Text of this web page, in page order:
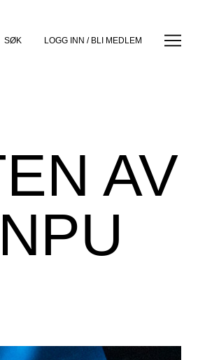
SØK LOGG INN / BLI MEDLEM
AV